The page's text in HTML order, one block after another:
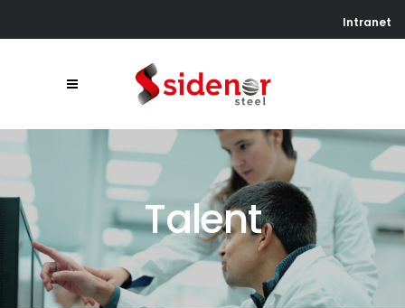
Intranet
Talent